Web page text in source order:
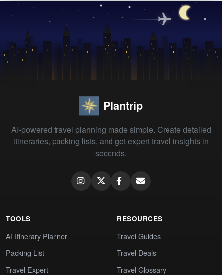
Plantrip
AI-powered travel planning made simple. Create detailed
itineraries, packing lists, and get expert travel insights in
seconds.
TOOLS
AI Itinerary Planner
Packing List
Travel Expert
RESOURCES
Travel Guides
Travel Deals
Travel Glossary